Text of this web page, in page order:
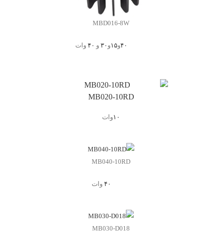
MBD016-8W
۴۰و۱۵و ۳۰ و ۴۰ وات
MB020-10RD
۱۰وات
MB040-10RD
۴۰ وات
MB030-D018